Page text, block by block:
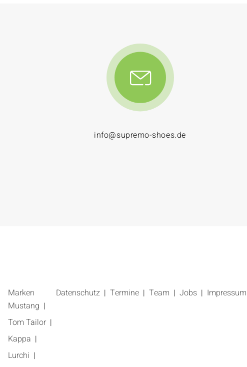
info@supremo-shoes.de
Marken
Mustang
Tom Tailor
Kappa
Lurchi
Datenschutz Termine Team Jobs Impressum